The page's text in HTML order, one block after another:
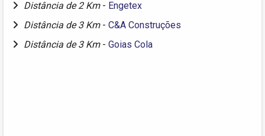
Distância de 2 Km - Engetex
Distância de 3 Km - C&A Construções
Distância de 3 Km - Goias Cola